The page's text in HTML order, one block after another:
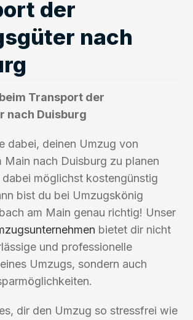
der
nach
Transport der
nach Duisburg
dabei, deinen Umzug von
Main nach Duisburg zu planen
möglichst kostengünstig
bist du bei Umzugskönig
am Main genau richtig! Unser
bietet dir nicht
und professionelle
Umzugs, sondern auch
dir den Umzug so stressfrei wie